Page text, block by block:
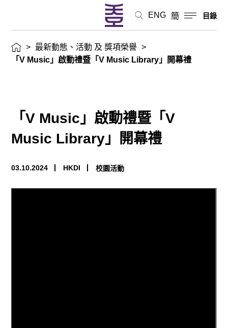
ENG 簡 目錄
最
態、
及
> 最新動態、活動 及 獎項榮譽 >
「V Music」啟動禮暨「V Music Library」開幕禮
「V Music」啟動禮暨「V
Music Library」開幕禮
03.10.2024 HKDI 校園活動